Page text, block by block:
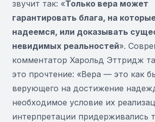
звучит так: «Только вера может
гарантировать блага, на
надеемся, или доказывать
невидимых реальностей».
комментатор Харольд Эттридж
это прочтение: «Вера — это как
верующего на достижение
необходимое условие их
интерпретации придерживались